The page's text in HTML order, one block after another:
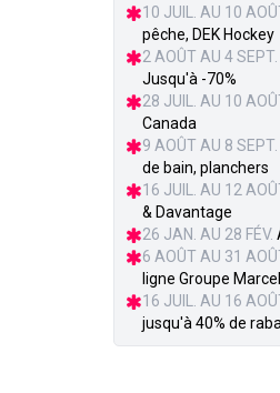
10 JUIL. AU 10
pêche, DEK Hockey
2 AOÛT AU 4 SEPT.
Jusqu'à -70%
28 JUIL. AU 10
Canada
9 AOÛT AU 8 SEPT.
de bain, planchers
16 JUIL. AU 12
& Davantage
26 JAN. AU 28 FÉV.
6 AOÛT AU 31
ligne Groupe
16 JUIL. AU 16
jusqu'à 40% de